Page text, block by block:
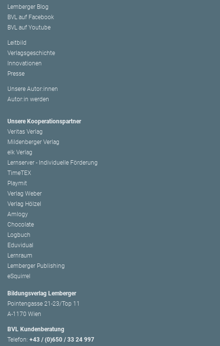
Lemberger Blog
BVL auf Facebook
BVL auf Youtube
Leitbild
Verlagsgeschichte
Innovationen
Presse
Unsere Autor:innen
Autor:in werden
Unsere Kooperationspartner
Veritas Verlag
Mildenberger Verlag
elk Verlag
Lernserver - Individuelle Förderung
TimeTEX
Playmit
Verlag Weber
Verlag Hölzel
Amlogy
Chocolate
Logbuch
Eduvidual
Lernraum
Lemberger Publishing
eSquirrel
Bildungsverlag Lemberger
Pointengasse 21-23/Top 11
A-1170 Wien
BVL Kundenberatung
Telefon: +43 / (0)650 / 33 24 997